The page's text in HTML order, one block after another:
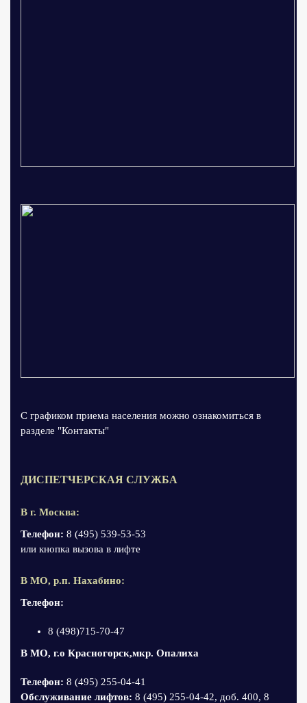
С графиком приема населения можно ознакомиться в
разделе "Контакты"
ДИСПЕТЧЕРСКАЯ СЛУЖБА
В г. Москва:
Телефон: 8 (495) 539-53-53
или кнопка вызова в лифте
В МО, р.п. Нахабино:
Телефон:
8 (498)715-70-47
В МО, г.о Красногорск,мкр. Опалиха
Телефон: 8 (495) 255-04-41
Обслуживание лифтов: 8 (495) 255-04-42, доб. 400, 8